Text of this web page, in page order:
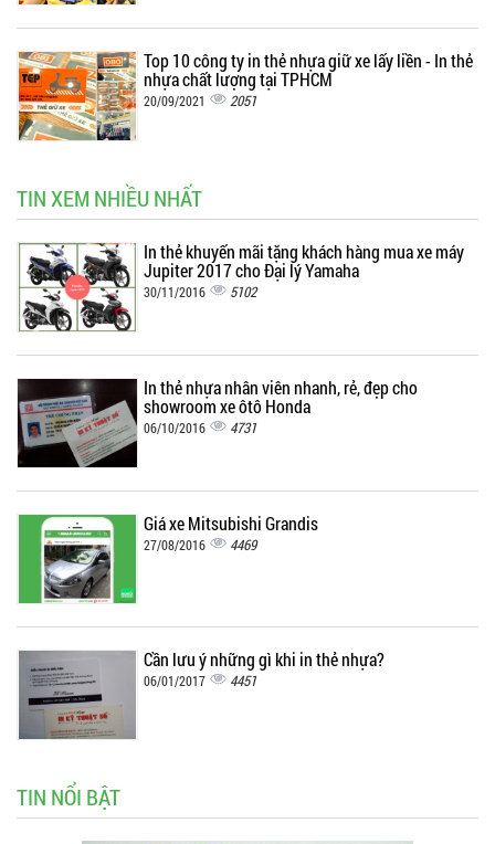
Top 10 công ty in thẻ nhựa giữ xe lấy liền - In thẻ
nhựa chất lượng tại TPHCM
20/09/2021 2051
TIN XEM NHIỀU NHẤT
In thẻ khuyến mãi tặng khách hàng mua xe máy
Jupiter 2017 cho Đại lý Yamaha
30/11/2016 5102
In thẻ nhựa nhân viên nhanh, rẻ, đẹp cho
showroom xe ôtô Honda
06/10/2016 4731
Giá xe Mitsubishi Grandis
27/08/2016 4469
Cần lưu ý những gì khi in thẻ nhựa?
06/01/2017 4451
TIN NỔI BẬT